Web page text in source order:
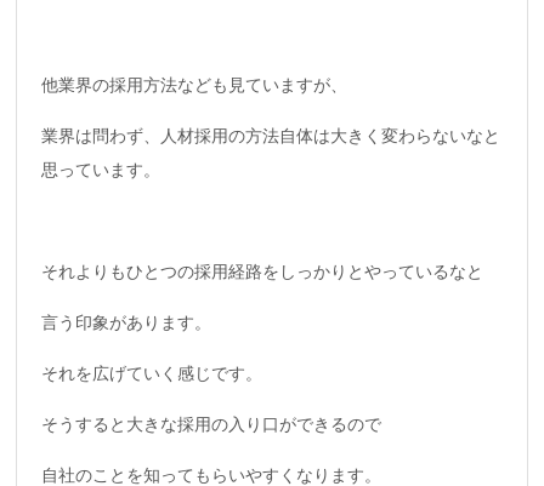
他業界の採用方法なども見ていますが、
業界は問わず、人材採用の方法自体は大きく変わらないなと
思っています。
それよりもひとつの採用経路をしっかりとやっているなと
言う印象があります。
それを広げていく感じです。
そうすると大きな採用の入り口ができるので
自社のことを知ってもらいやすくなります。